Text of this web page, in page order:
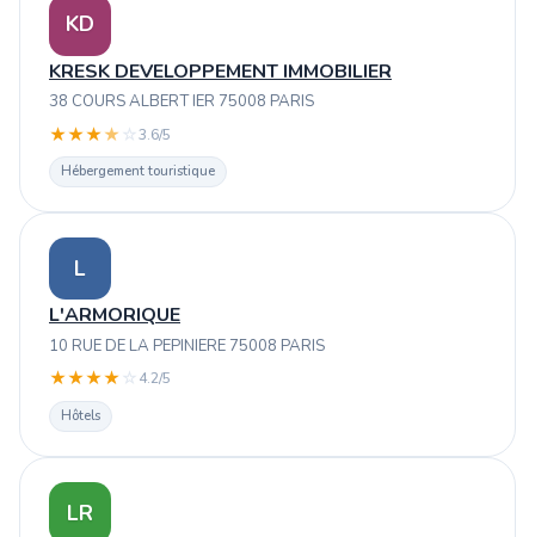
KD
KRESK DEVELOPPEMENT IMMOBILIER
38 COURS ALBERT IER 75008 PARIS
★★★★ ☆3.6/5
Hébergement touristique
L
L'ARMORIQUE
10 RUE DE LA PEPINIERE 75008 PARIS
★★★★ ☆ 4.2/5
Hôtels
LR